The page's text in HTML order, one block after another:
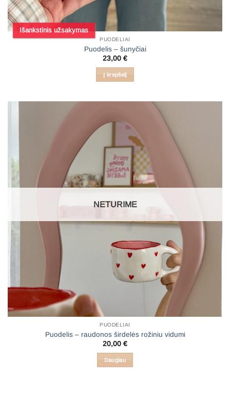
PUODELIAI
Išankstinis užsakymas
Puodelis – šunyčiai
23,00 €
Į krepšelį
NETURIME
PUODELIAI
Puodelis – raudonos širdelės rožiniu vidumi
20,00 €
Daugiau